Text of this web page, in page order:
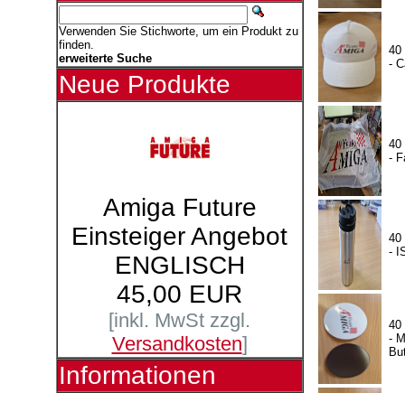
Verwenden Sie Stichworte, um ein Produkt zu
finden.
erweiterte Suche
Neue Produkte
Amiga Future
Einsteiger Angebot
ENGLISCH
45,00 EUR
[inkl. MwSt zzgl.
Versandkosten]
Informationen
40
-
40
-
40
-
40
-